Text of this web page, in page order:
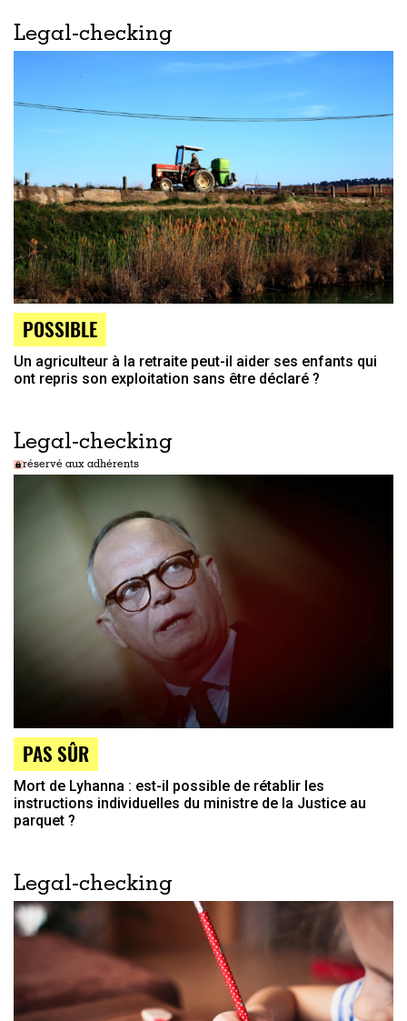
Legal-checking
POSSIBLE
Un agriculteur à la retraite peut-il aider ses enfants qui
ont repris son exploitation sans être déclaré ?
Legal-checking
réservé aux adhérents
PAS SÛR
Mort de Lyhanna : est-il possible de rétablir les
instructions individuelles du ministre de la Justice au
parquet ?
Legal-checking